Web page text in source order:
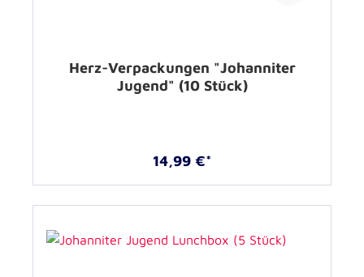
Herz-Verpackungen "Johanniter
Jugend" (10 Stück)
14,99 €*